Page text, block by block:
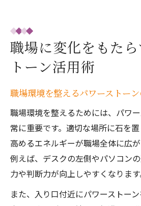
職場に変化をもた
トーン活用術
職場環境を整えるパワーストー
職場環境を整えるためには、パワ
常に重要です。適切な場所に石を
高めるエネルギーが職場全体に広が
例えば、デスクの左側やパソコン
力や判断力が向上しやすくなります
また、入り口付近にパワーストーン